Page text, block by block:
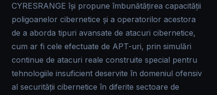
CYRESRANGE își propune îmbunătățirea capacității
poligoanelor cibernetice și a operatorilor acestora
de a aborda tipuri avansate de atacuri cibernetice,
cum ar fi cele efectuate de APT-uri, prin simulări
continue de atacuri reale construite special pentru
tehnologiile insuficient deservite în domeniul ofensiv
al securității cibernetice în diferite sectoare de